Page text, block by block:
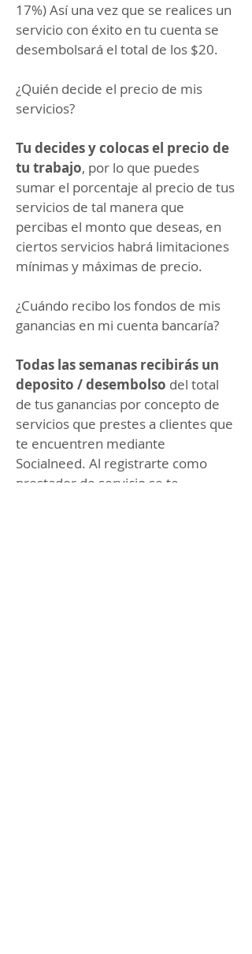
17%) Así una vez que se realices un
servicio con éxito en tu cuenta se
desembolsará el total de los $20.
¿Quién decide el precio de mis
servicios?
Tu decides y colocas el precio de
tu trabajo, por lo que puedes
sumar el porcentaje al precio de tus
servicios de tal manera que
percibas el monto que deseas, en
ciertos servicios habrá limitaciones
mínimas y máximas de precio.
¿Cuándo recibo los fondos de mis
ganancias en mi cuenta bancaría?
Todas las semanas recibirás un
deposito / desembolso del total
de tus ganancias por concepto de
servicios que prestes a clientes que
te encuentren mediante
Socialneed. Al registrarte como
prestador de servicio se te